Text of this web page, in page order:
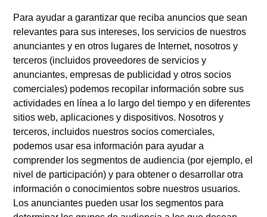
Para ayudar a garantizar que reciba anuncios que sean
relevantes para sus intereses, los servicios de nuestros
anunciantes y en otros lugares de Internet, nosotros y
terceros (incluidos proveedores de servicios y
anunciantes, empresas de publicidad y otros socios
comerciales) podemos recopilar información sobre sus
actividades en línea a lo largo del tiempo y en diferentes
sitios web, aplicaciones y dispositivos. Nosotros y
terceros, incluidos nuestros socios comerciales,
podemos usar esa información para ayudar a
comprender los segmentos de audiencia (por ejemplo, el
nivel de participación) y para obtener o desarrollar otra
información o conocimientos sobre nuestros usuarios.
Los anunciantes pueden usar los segmentos para